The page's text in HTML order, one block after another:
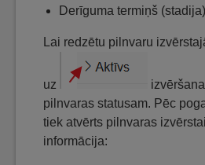
Derīguma termiņš
Lai redzētu pilnvaru
uz
pilnvaras statusam. Pēc
tiek atvērts pilnvaras
informācija: